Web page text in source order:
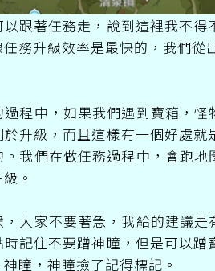
跟著任務走，說到這裡我不
務升級效率是最快的，我們從
程中，如果我們遇到寶箱，
升級，而且這樣有一個好處
我們在做任務過程中，會跑
。
大家不要著急，我給的建議
記住不要蹭神瞳，但是可以
瞳，神瞳撿了記得標記。